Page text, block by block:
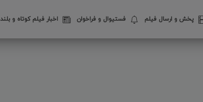
پخش و ارسال فیلم فستیوال‌ و فراخوان اخبار فیلم کوتاه و بلند